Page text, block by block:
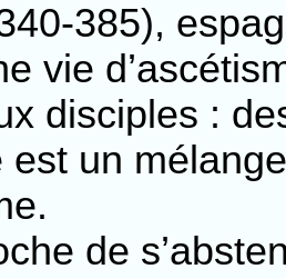
385),
vie
disciples :
est un
de